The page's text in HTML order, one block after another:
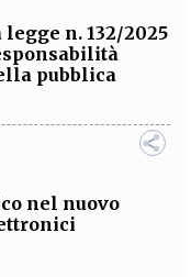
n. 132/2025
pubblica
nel nuovo